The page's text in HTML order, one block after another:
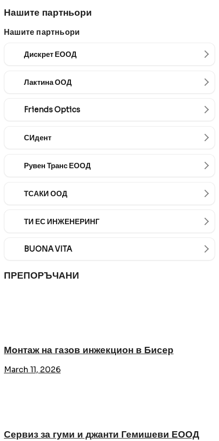
Нашите партньори
Нашите партньори
Дискрет ЕООД
Лактина ООД
Friends Optics
СИдент
Рувен Транс ЕООД
ТСАКИ ООД
ТИ ЕС ИНЖЕНЕРИНГ
BUONA VITA
ПРЕПОРЪЧАНИ
Монтаж на газов инжекцион в Бисер
March 11, 2026
Сервиз за гуми и джанти Гемишеви ЕООД